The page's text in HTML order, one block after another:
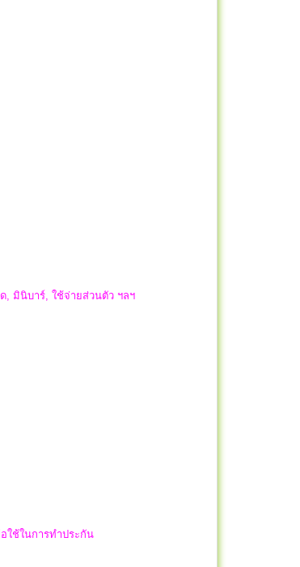
, มินิบาร์, ใช้จ่ายส่วนตัว ฯลฯ
ใช้ในการทำประกัน